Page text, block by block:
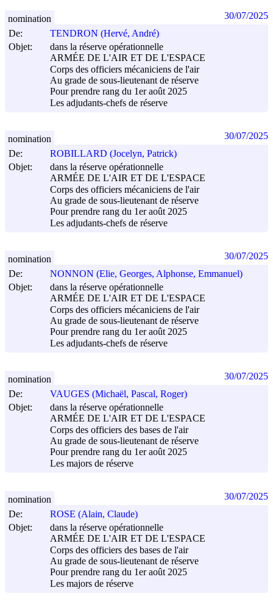
De:
TENDRON (Hervé, André)
Objet:
dans la réserve opérationnelle
ARMÉE DE L'AIR ET DE L'ESPACE
Corps des officiers mécaniciens de l'air
Au grade de sous-lieutenant de réserve
Pour prendre rang du 1er août 2025
Les adjudants-chefs de réserve
nomination 30/07/2025
De:
ROBILLARD (Jocelyn, Patrick)
Objet:
dans la réserve opérationnelle
ARMÉE DE L'AIR ET DE L'ESPACE
Corps des officiers mécaniciens de l'air
Au grade de sous-lieutenant de réserve
Pour prendre rang du 1er août 2025
Les adjudants-chefs de réserve
nomination 30/07/2025
De:
NONNON (Elie, Georges, Alphonse, Emmanuel)
Objet:
dans la réserve opérationnelle
ARMÉE DE L'AIR ET DE L'ESPACE
Corps des officiers mécaniciens de l'air
Au grade de sous-lieutenant de réserve
Pour prendre rang du 1er août 2025
Les adjudants-chefs de réserve
nomination 30/07/2025
De:
VAUGES (Michaël, Pascal, Roger)
Objet:
dans la réserve opérationnelle
ARMÉE DE L'AIR ET DE L'ESPACE
Corps des officiers des bases de l'air
Au grade de sous-lieutenant de réserve
Pour prendre rang du 1er août 2025
Les majors de réserve
nomination 30/07/2025
De:
ROSE (Alain, Claude)
Objet:
dans la réserve opérationnelle
ARMÉE DE L'AIR ET DE L'ESPACE
Corps des officiers des bases de l'air
Au grade de sous-lieutenant de réserve
Pour prendre rang du 1er août 2025
Les majors de réserve
nomination 30/07/2025